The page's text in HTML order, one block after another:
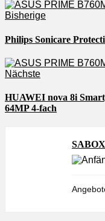
Bisherige
Philips Sonicare
Nächste
HUAWEI nova 8i
64MP 4-fach
SABOX